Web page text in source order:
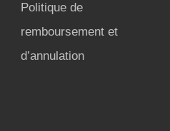
Politique de
remboursement et
d’annulation